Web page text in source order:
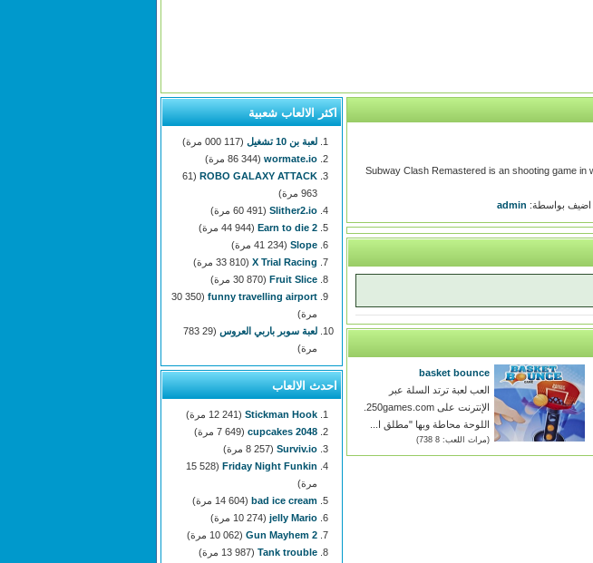
Subway Clash Remastered is an shooting game
اضيف بواسطة: admin
basket bounce
العب لعبة ترتد السلة عبر
اللوحة محاطة وبها "مطلق ا...
(مرات اللعب: 8 738)
اكثر الالعاب شعبية
لعبة بن 10 تشغيل
(117 000 مرة)
wormate.io (86 344 مرة)
ROBO GALAXY ATTACK
(61
963 مرة)
Slither2.io (60 491 مرة)
Earn to die 2 (44 944 مرة)
Slope (41 234 مرة)
X Trial Racing (33 810 مرة)
Fruit Slice (30 870 مرة)
funny travelling airport
(30 350
مرة)
لعبة سوبر باربي العروس
(29 783
مرة)
احدث الالعاب
Stickman Hook (12 241 مرة)
2048 cupcakes
(7 649 مرة)
Surviv.io (8 257 مرة)
Friday Night Funkin
(15 528
مرة)
bad ice cream (14 604 مرة)
jelly Mario (10 274 مرة)
Gun Mayhem 2 (10 062 مرة)
Tank trouble (13 987 مرة)